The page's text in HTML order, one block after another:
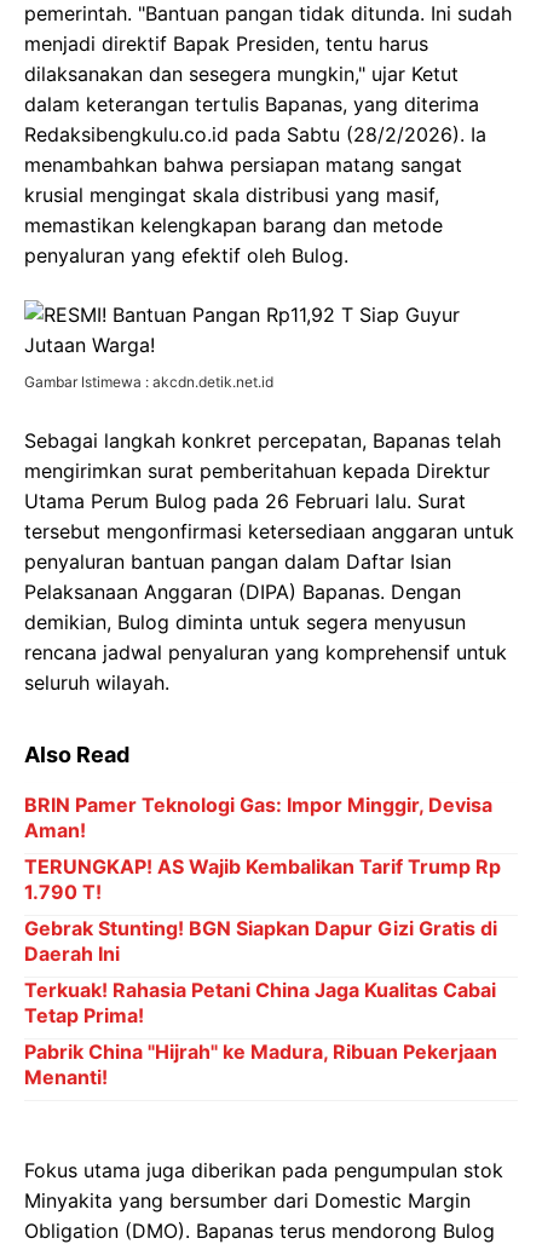
pemerintah. "Bantuan pangan tidak ditunda. Ini sudah
menjadi direktif Bapak Presiden, tentu harus
dilaksanakan dan sesegera mungkin," ujar Ketut
dalam keterangan tertulis Bapanas, yang diterima
Redaksibengkulu.co.id pada Sabtu (28/2/2026). Ia
menambahkan bahwa persiapan matang sangat
krusial mengingat skala distribusi yang masif,
memastikan kelengkapan barang dan metode
penyaluran yang efektif oleh Bulog.
Gambar Istimewa : akcdn.detik.net.id
Sebagai langkah konkret percepatan, Bapanas telah
mengirimkan surat pemberitahuan kepada Direktur
Utama Perum Bulog pada 26 Februari lalu. Surat
tersebut mengonfirmasi ketersediaan anggaran untuk
penyaluran bantuan pangan dalam Daftar Isian
Pelaksanaan Anggaran (DIPA) Bapanas. Dengan
demikian, Bulog diminta untuk segera menyusun
rencana jadwal penyaluran yang komprehensif untuk
seluruh wilayah.
Also Read
BRIN Pamer Teknologi Gas: Impor Minggir, Devisa
Aman!
TERUNGKAP! AS Wajib Kembalikan Tarif Trump Rp
1.790 T!
Gebrak Stunting! BGN Siapkan Dapur Gizi Gratis di
Daerah Ini
Terkuak! Rahasia Petani China Jaga Kualitas Cabai
Tetap Prima!
Pabrik China "Hijrah" ke Madura, Ribuan Pekerjaan
Menanti!
Fokus utama juga diberikan pada pengumpulan stok
Minyakita yang bersumber dari Domestic Margin
Obligation (DMO). Bapanas terus mendorong Bulog